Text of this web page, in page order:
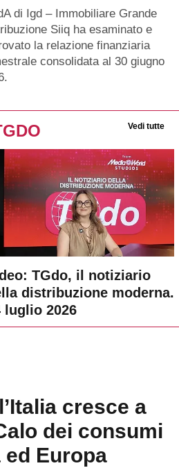
di Igd – Immobiliare Grande
Siiq ha esaminato e
la relazione finanziaria
consolidata al 30 giugno
Vedi tutte
TGdo, il notiziario
distribuzione moderna.
luglio 2026
cresce a
dei consumi
Europa